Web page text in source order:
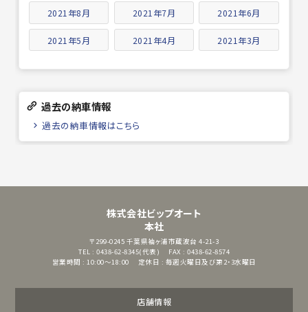
2021年8月 2021年7月 2021年6月
2021年5月 2021年4月 2021年3月
過去の納車情報
過去の納車情報はこちら
株式会社ビップオート
本社
〒299-0245 千葉県袖ヶ浦市蔵波台 4-21-3
TEL : 0438-62-8345(代表)
FAX : 0438-62-8574
営業時間 : 10:00～18:00
定休日 : 毎週火曜日及び第2・3水曜日
店舗情報